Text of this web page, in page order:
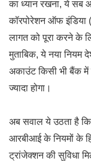
का ध्यान रखना, ये
कॉरपोरेशन ऑफ इंडिया
लागत को पूरा करने के
मुताबिक, ये नया नियम
अकाउंट किसी भी बैंक में
ज्यादा होगा।
अब सवाल ये उठता है
आरबीआई के नियमों के
ट्रांजेक्शन की सुविधा